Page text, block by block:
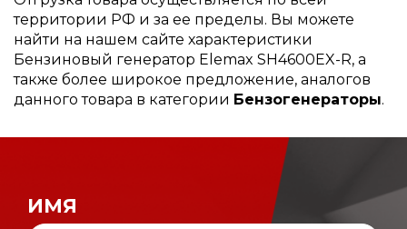
территории РФ и за ее пределы. Вы можете
найти на нашем сайте характеристики
Бензиновый генератор Elemax SH4600EX-R, а
также более широкое предложение, аналогов
данного товара в категории Бензогенераторы.
ИМЯ